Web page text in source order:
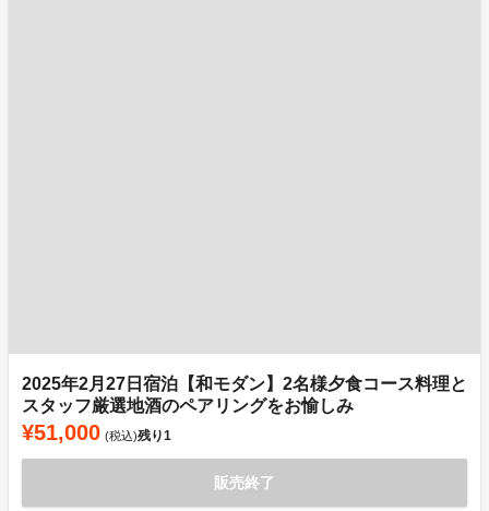
2025年2月27日宿泊【和モダン】2名様夕食コース料理と
スタッフ厳選地酒のペアリングをお愉しみ
¥51,000 (税込)残り1
販売終了